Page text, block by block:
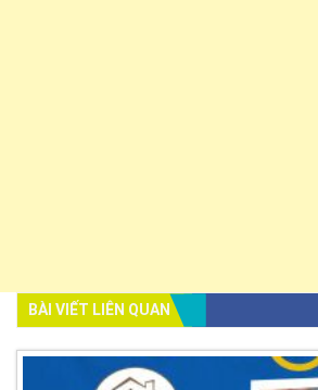
BÀI VIẾT LIÊN QUAN